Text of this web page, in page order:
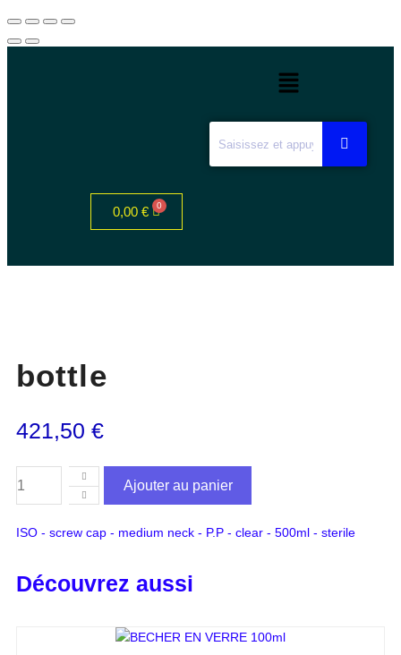
0,00 €
bottle
421,50 €
Ajouter au panier
ISO - screw cap - medium neck - P.P - clear - 500ml - sterile
Découvrez aussi